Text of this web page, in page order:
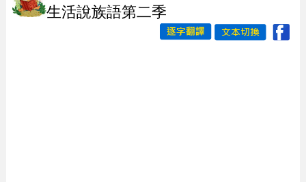
生活說族語第二季